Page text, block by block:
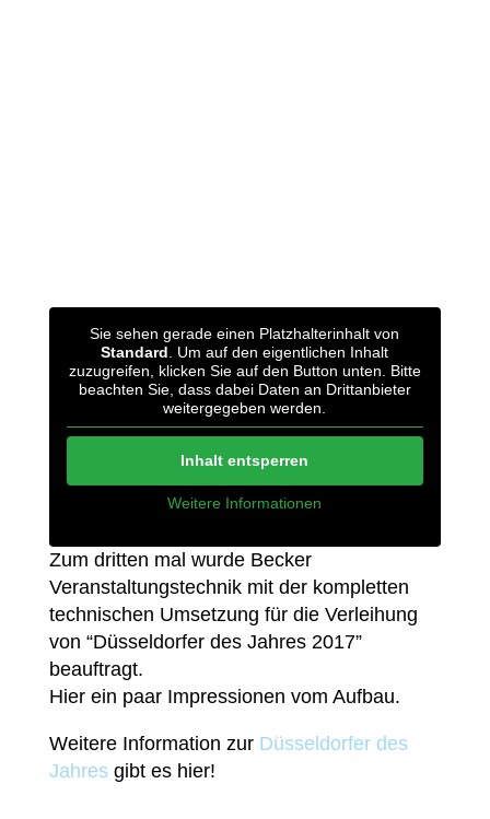
Sie sehen gerade einen Platzhalterinhalt von
Standard . Um auf den eigentlichen Inhalt
zuzugreifen, klicken Sie auf den Button unten. Bitte
beachten Sie, dass dabei Daten an Drittanbieter
weitergegeben werden.
Inhalt entsperren
Weitere Informationen
Zum dritten mal wurde Becker
Veranstaltungstechnik mit der kompletten
technischen Umsetzung für die Verleihung
von “Düsseldorfer des Jahres 2017”
beauftragt.
Hier ein paar Impressionen vom Aufbau.
Weitere Information zur Düsseldorfer des
Jahresgibt es hier!